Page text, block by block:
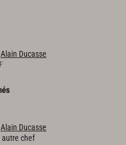
Alain Ducasse
Alain Ducasse
autre chef